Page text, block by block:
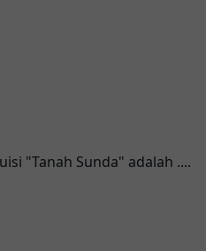
"Tanah Sunda" adalah ....